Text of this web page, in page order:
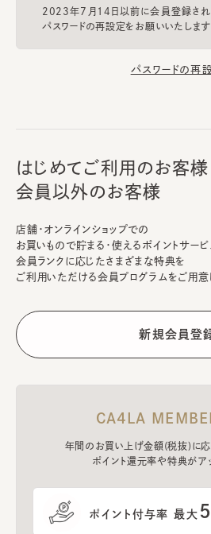
2023年7月14日以前に会員登録され
パスワードの再設定をお願いいたします
パスワードの再
はじめてご利用のお客様
会員以外のお客様
店舗・オンラインショップでの
お買いもので貯まる・使えるポイントサービ
会員ランクに応じたさまざまな特典を
ご利用いただける会員プログラムをご用意
CA4LA
年間のお買い上げ金額(税抜)に応
ポイント還元率や特典がアッ
ポイント付与率 最大